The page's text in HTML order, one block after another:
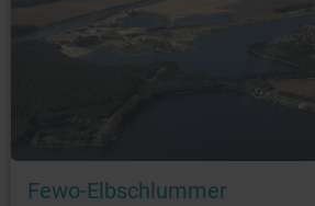
Fewo-Elbschlummer